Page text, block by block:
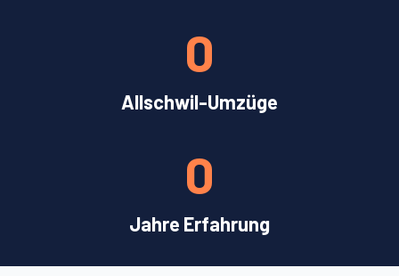
Allschwil-Umzüge
0
Jahre Erfahrung
0